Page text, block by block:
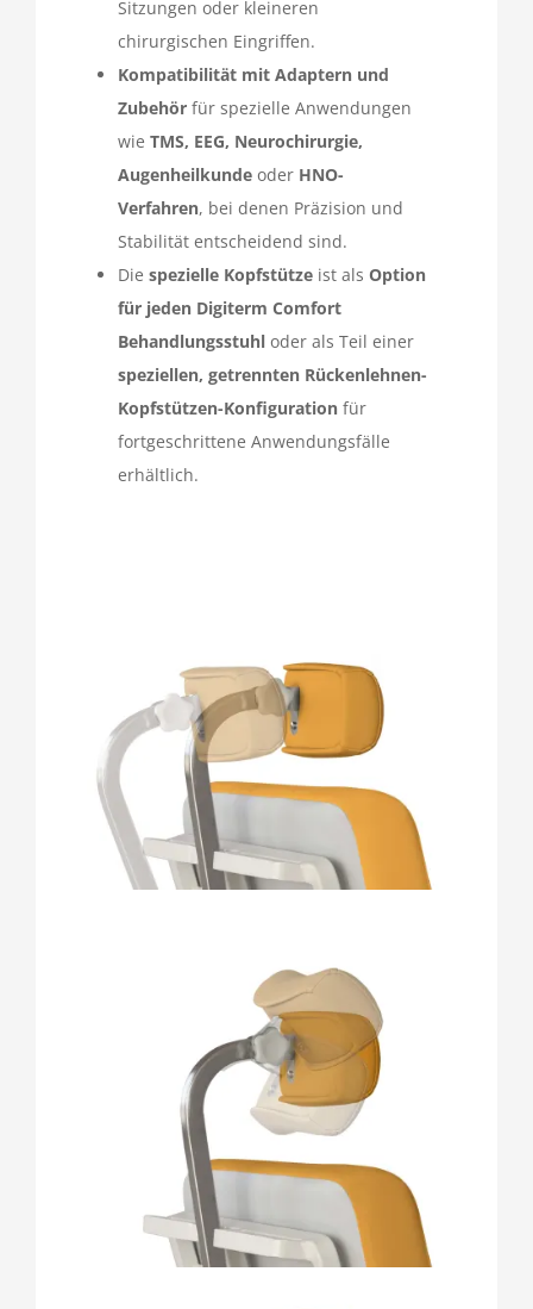
Sitzungen oder kleineren
chirurgischen Eingriffen.
Kompatibilität mit Adaptern und
Zubehörfür spezielle Anwendungen
wie TMS, EEG, Neurochirurgie,
Augenheilkundeoder HNO-
Verfahren, bei denen Präzision und
Stabilität entscheidend sind.
Die spezielle Kopfstützeist als Option
für jeden Digiterm Comfort
Behandlungsstuhloder als Teil einer
speziellen, getrennten Rückenlehnen-
Kopfstützen-Konfigurationfür
fortgeschrittene Anwendungsfälle
erhältlich.